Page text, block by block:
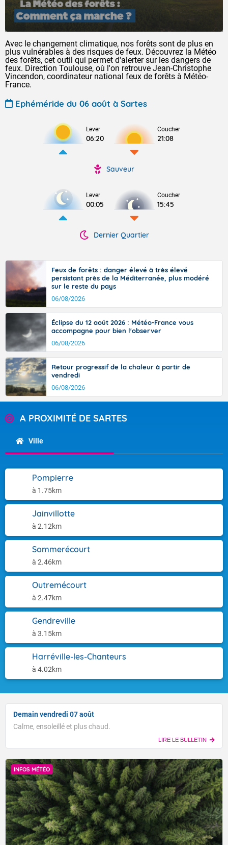
Avec le changement climatique, nos forêts sont de plus en
plus vulnérables à des risques de feux. Découvrez la Météo
des forêts, cet outil qui permet d'alerter sur les dangers de
feux. Direction Toulouse, où l'on retrouve Jean-Christophe
Vincendon, coordinateur national feux de forêts à Météo-
France.
Ephéméride du 06 août à Sartes
Lever
06:20
Coucher
21:08
Sauveur
Lever
00:05
Coucher
15:45
Dernier Quartier
Feux de forêts : danger élevé à très élevé
persistant près de la Méditerranée, plus modéré
sur le reste du pays
06/08/2026
Éclipse du 12 août 2026 : Météo-France vous
accompagne pour bien l'observer
06/08/2026
Retour progressif de la chaleur à partir de
vendredi
06/08/2026
A PROXIMITÉ DE SARTES
Ville
Pompierre
à 1.75km
Jainvillotte
à 2.12km
Sommerécourt
à 2.46km
Outremécourt
à 2.47km
Gendreville
à 3.15km
Harréville-les-Chanteurs
à 4.02km
Demain vendredi 07 août
Calme, ensoleillé et plus chaud.
LIRE LE BULLETIN
INFOS MÉTÉO